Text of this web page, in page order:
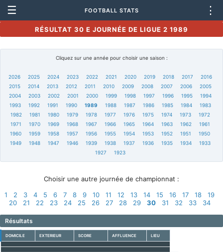
☰ FOOTBALL STATS ⋮
RÉSULTAT 30 E JOURNÉE DE LIGUE 2 1989
Cliquez sur une année pour choisir une saison :
2026 2025 2024 2023 2022 2021 2020 2019 2018 2017
2016
2015
2014 2013 2012 2011 2010 2009 2008 2007 2006
2005
2004
2003 2002 2001 2000 1999 1998 1997 1996 1995
1994
1993
1992 1991 1990 1989 1988 1987 1986 1985 1984
1983
1982
1981 1980 1979 1978 1977 1976 1975 1974 1973
1972
1971
1970 1969 1968 1967 1966 1965 1964 1963 1962
1961
1960
1959 1958 1957 1956 1955 1954 1953 1952 1951
1950
1949
1948 1947 1946 1939 1938 1937 1936 1935 1934
1933
1927
1923
Choisir une autre journée de championnat :
1
2 3 4 5 6 7 8 9 10 11 12 13 14 15 16 17 18
19
20
21 22 23 24 25 26 27 28 29 30 31 32 33 34
Résultats
DOMICILE EXTERIEUR SCORE AFFLUENCE LIEU